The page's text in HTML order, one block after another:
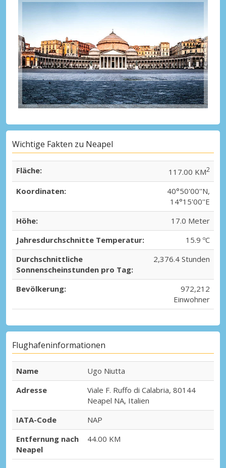
Wichtige Fakten zu Neapel
Fläche: 117.00 KM2
Koordinaten:
40°50'00''N,
14°15'00''E
Höhe:
17.0 Meter
Jahresdurchschnitte Temperatur:
15.9 ºC
Durchschnittliche
Sonnenscheinstunden pro Tag:
2,376.4 Stunden
Bevölkerung:
972,212
Einwohner
Flughafeninformationen
Name
Ugo Niutta
Adresse
Viale F. Ruffo di Calabria, 80144
Neapel NA, Italien
IATA-Code
NAP
Entfernung nach
Neapel
44.00 KM